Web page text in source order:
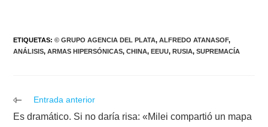
ETIQUETAS:© GRUPO AGENCIA DEL PLATA, ALFREDO ATANASOF,
ANÁLISIS, ARMAS HIPERSÓNICAS, CHINA, EEUU, RUSIA, SUPREMACÍA
Leer
artículos
Entrada anterior
Es dramático. Si no daría risa: «Milei compartió un mapa